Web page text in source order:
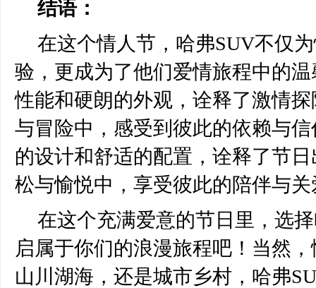
结语：
在这个情人节，哈弗SUV不仅
验，更成为了他们爱情旅程中的
性能和硬朗的外观，诠释了激情
与冒险中，感受到彼此的依赖与
的设计和舒适的配置，诠释了节
松与愉悦中，享受彼此的陪伴与关
在这个充满爱意的节日里，选
启属于你们的浪漫旅程吧！当然
山川湖海，还是城市乡村，哈弗